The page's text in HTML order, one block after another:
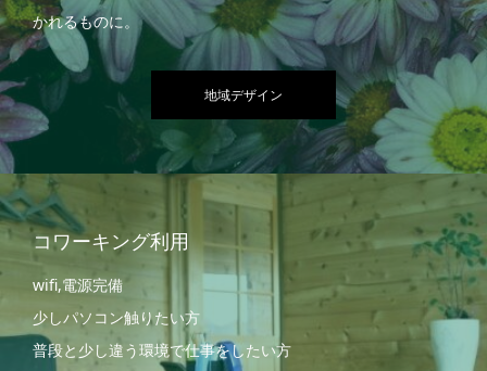
かれるものに。
地域デザイン
コワーキング利用
wifi,電源完備
少しパソコン触りたい方
普段と少し違う環境で仕事をしたい方